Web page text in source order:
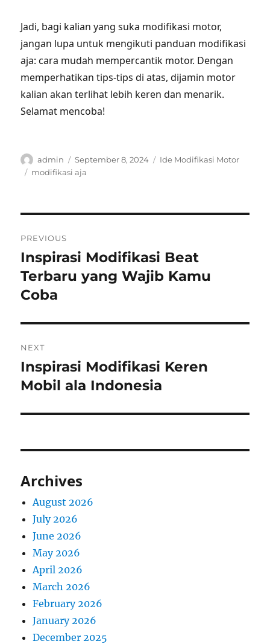
Jadi, bagi kalian yang suka modifikasi motor,
jangan lupa untuk mengikuti panduan modifikasi
aja: cara mudah mempercantik motor. Dengan
memperhatikan tips-tips di atas, dijamin motor
kalian akan terlihat lebih keren dan menarik.
Selamat mencoba!
Author
admin
Posted
on
September 8, 2024 Categories
Ide Modifikasi Motor
Tags
modifikasi aja
navigation
PREVIOUS
Previous
post:
Inspirasi Modifikasi Beat
Terbaru yang Wajib Kamu
Coba
NEXT
Next
post:
Inspirasi Modifikasi Keren
Mobil ala Indonesia
Archives
August 2026
July 2026
June 2026
May 2026
April 2026
March 2026
February 2026
January 2026
December 2025